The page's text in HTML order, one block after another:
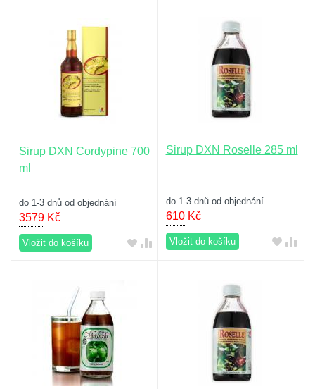
Sirup DXN Cordypine 700
ml
do 1-3 dnů od objednání
3579 Kč
Vložit do košíku
Sirup DXN Roselle 285 ml
do 1-3 dnů od objednání
610Kč
Vložit do košíku